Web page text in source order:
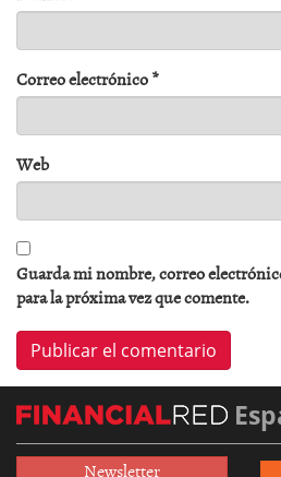
Correo electrónico*
Web
Guarda mi nombre, correo
para la próxima vez que comente.
Newsletter